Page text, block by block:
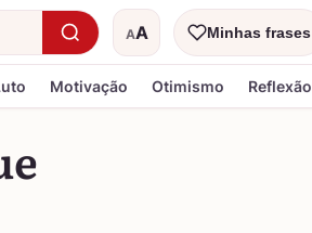
AA
Tamanho do textoMinhas frases
Motivação Otimismo Reflexão